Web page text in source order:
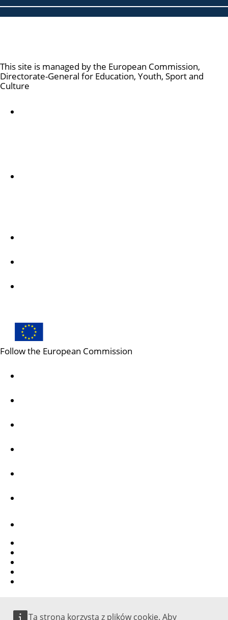
Ta strona korzysta z plików cookie. Aby
This site is managed by the European Commission,
Directorate-General for Education, Youth, Sport and
Culture
Follow the European Commission